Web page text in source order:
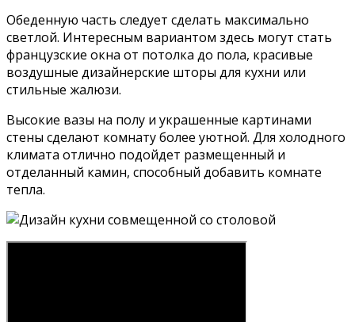
Обеденную часть следует сделать максимально
светлой. Интересным вариантом здесь могут стать
французские окна от потолка до пола, красивые
воздушные дизайнерские шторы для кухни или
стильные жалюзи.
Высокие вазы на полу и украшенные картинами
стены сделают комнату более уютной. Для холодного
климата отлично подойдет размещенный и
отделанный камин, способный добавить комнате
тепла.